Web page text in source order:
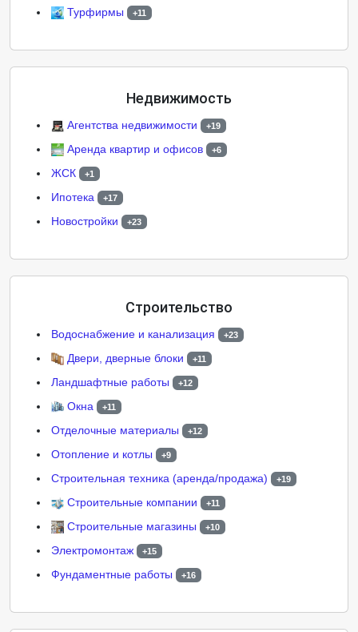
Турфирмы +11
Недвижимость
Агентства недвижимости +19
Аренда квартир и офисов +6
ЖСК +1
Ипотека +17
Новостройки +23
Строительство
Водоснабжение и канализация +23
Двери, дверные блоки +11
Ландшафтные работы +12
Окна +11
Отделочные материалы +12
Отопление и котлы +9
Строительная техника (аренда/продажа) +19
Строительные компании +11
Строительные магазины +10
Электромонтаж +15
Фундаментные работы +16